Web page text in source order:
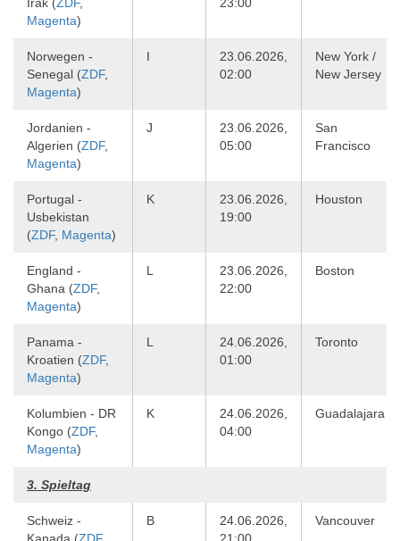
Magenta)
Norwegen -
Senegal (ZDF,
Magenta)
I
23.06.2026,
02:00
New York /
New Jersey
Jordanien -
Algerien (ZDF,
Magenta)
J
23.06.2026,
05:00
San
Francisco
Portugal -
Usbekistan
(ZDF, Magenta)
K
23.06.2026,
19:00
Houston
England -
Ghana (ZDF,
Magenta)
L
23.06.2026,
22:00
Boston
Panama -
Kroatien (ZDF,
Magenta)
L
24.06.2026,
01:00
Toronto
Kolumbien - DR
Kongo (ZDF,
Magenta)
K
24.06.2026,
04:00
Guadalajara
3. Spieltag
Schweiz -
Kanada (ZDF,
B
24.06.2026,
21:00
Vancouver